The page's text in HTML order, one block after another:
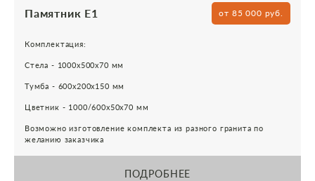
Памятник Е1 от 85 000 руб.
Комплектация:
Стела - 1000х500х70 мм
Тумба - 600х200х150 мм
Цветник - 1000/600х50х70 мм
Возможно изготовление комплекта из разного гранита по
желанию заказчика
ПОДРОБНЕЕ